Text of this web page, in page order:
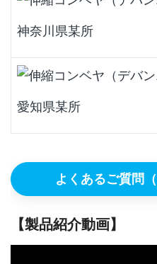
神奈川県某所
愛知県某所
よくあるご質問
【製品紹介動画】